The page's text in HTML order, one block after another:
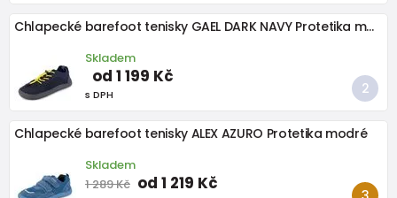
Chlapecké barefoot tenisky GAEL DARK NAVY Protetika modré
Skladem
od 1 199 Kč
s DPH
Chlapecké barefoot tenisky ALEX AZURO Protetika modré
Skladem
1 289 Kč od 1 219 Kč